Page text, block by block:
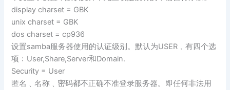
display charset = GBK
unix charset = GBK
dos charset = cp936
设置samba服务器使用的认证级别。默认为USER﹐有四个选
项﹕User,Share,Server和Domain.
Security = User
匿名﹑名称﹑密码都不正确不准登录服务器。即任何非法用